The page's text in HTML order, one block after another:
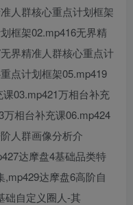
人群核心重点计划框架
框架02.mp416无界精
界精准人群核心重点计
点计划框架05.mp419
03.mp421万相台补充
相台补充课06.mp424
人群画像分析介
达摩盘4基础品类特
达摩盘6高阶自
础自定义圈人-其